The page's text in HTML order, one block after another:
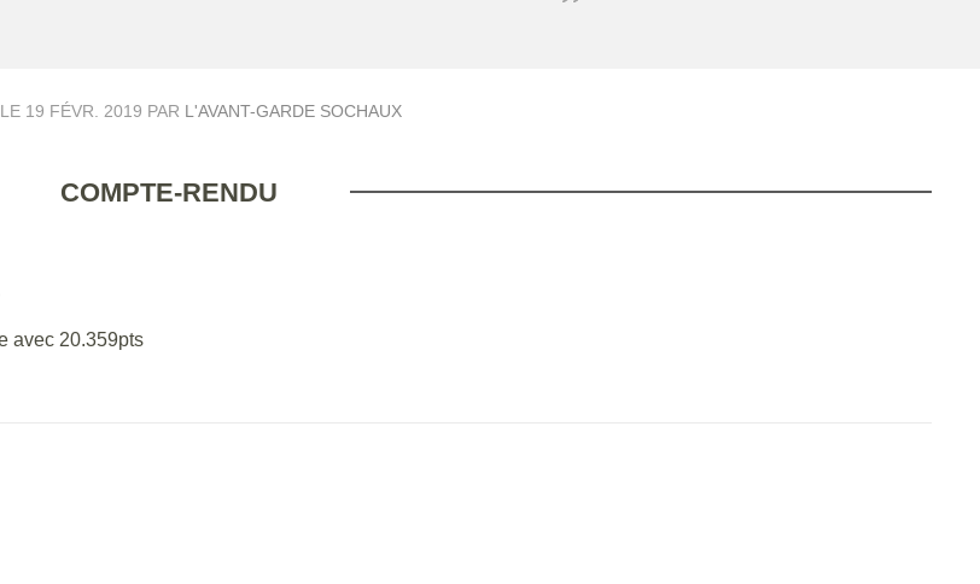
19 FÉVR. 2019 PAR L'AVANT-GARDE SOCHAUX
COMPTE-RENDU
avec 20.359pts